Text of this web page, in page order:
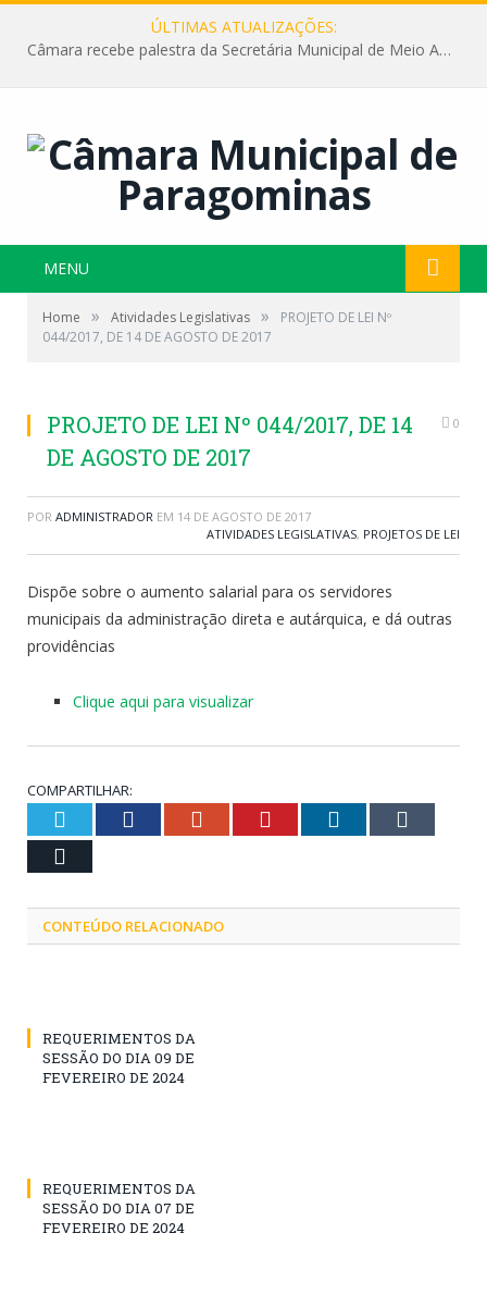
ÚLTIMAS ATUALIZAÇÕES:
Câmara recebe palestra da Secretária Municipal de Meio Ambiente sobre as ações da “SEMANA DO MEIO AMBIENTE”
MENU
Home » Atividades Legislativas »
PROJETO DE LEI Nº
044/2017, DE 14 DE AGOSTO DE 2017
PROJETO DE LEI Nº 044/2017, DE 14
DE AGOSTO DE 2017
0
POR ADMINISTRADOR EM 14 DE AGOSTO DE 2017
ATIVIDADES LEGISLATIVAS, PROJETOS DE LEI
Dispõe sobre o aumento salarial para os servidores
municipais da administração direta e autárquica, e dá outras
providências
Clique aqui para visualizar
COMPARTILHAR:
Twitter Facebook Google+ Pinterest LinkedIn
CONTEÚDO RELACIONADO
REQUERIMENTOS DA
SESSÃO DO DIA 09 DE
FEVEREIRO DE 2024
REQUERIMENTOS DA
SESSÃO DO DIA 07 DE
FEVEREIRO DE 2024